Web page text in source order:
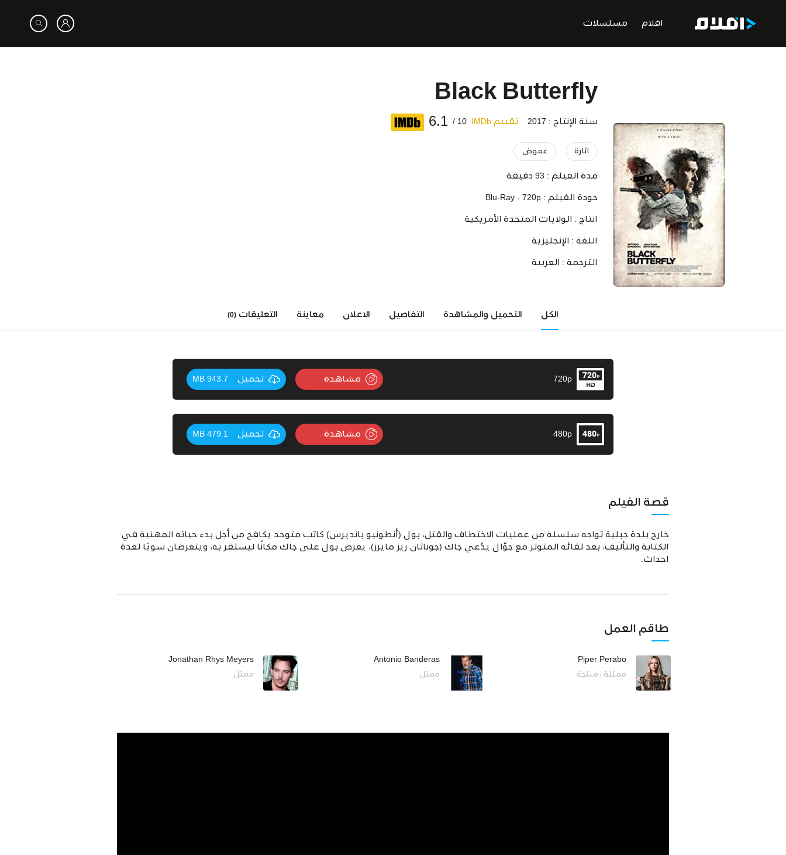
افلام مسلسلات
Black Butterfly
سنة الإنتاج : 2017 تقييم IMDb 10 /
6.1
اثارة غموض
مدة الفيلم : 93 دقيقة
جودة الفيلم :Blu-Ray - 720p
انتاج : الولايات المتحدة الأمريكية
اللغة : الإنجليزية
الترجمة : العربية
الكل التحميل والمشاهدة التفاصيل الاعلان معاينة التعليقات (0)
720p مشاهدة تحميل 943.7 MB
480p مشاهدة تحميل 479.1 MB
قصة الفيلم
خارج بلدة جبلية تواجه سلسلة من عمليات الاختطاف والقتل، بول (أنطونيو بانديرس) كاتب متوحد يكافح من أجل بدء حياته المهنية في
الكتابة والتأليف، بعد لقائه المتوتر مع جوّال يدُعي جاك (جوناثان ريز مايرز)، يعرض بول على جاك مكانًا ليستقر به، ويتعرضان سويًا لعدة
احداث.
طاقم العمل
Piper Perabo
ممثلة | منتجة
Antonio Banderas
ممثل
Jonathan Rhys Meyers
ممثل